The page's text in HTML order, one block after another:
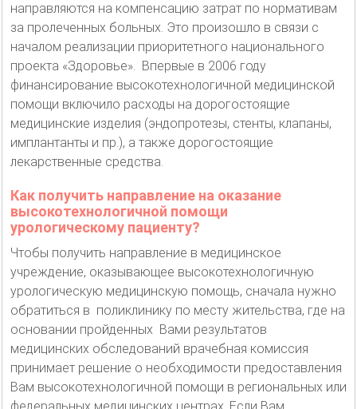
направляются на компенсацию затрат по нормативам
за пролеченных больных. Это произошло в связи с
началом реализации приоритетного национального
проекта «Здоровье». Впервые в 2006 году
финансирование высокотехнологичной медицинской
помощи включило расходы на дорогостоящие
медицинские изделия (эндопротезы, стенты, клапаны,
имплантанты и пр.), а также дорогостоящие
лекарственные средства.
Как получить направление на оказание
высокотехнологичной помощи
урологическому пациенту?
Чтобы получить направление в медицинское
учреждение, оказывающее высокотехнологичную
урологическую медицинскую помощь, сначала нужно
обратиться в поликлинику по месту жительства, где на
основании пройденных Вами результатов
медицинских обследований врачебная комиссия
принимает решение о необходимости предоставления
Вам высокотехнологичной помощи в региональных или